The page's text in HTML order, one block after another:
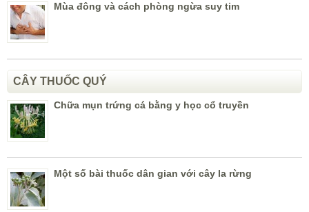
Mùa đông và cách phòng ngừa suy tim
CÂY THUỐC QUÝ
Chữa mụn trứng cá bằng y học cổ truyền
Một số bài thuốc dân gian với cây la rừng